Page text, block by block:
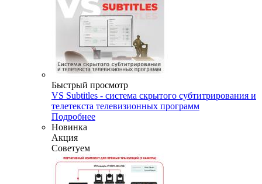
Быстрый просмотр
VS Subtitles - система скрытого субтитрирования и
телетекста телевизионных программ
Подробнее
Новинка
Акция
Советуем